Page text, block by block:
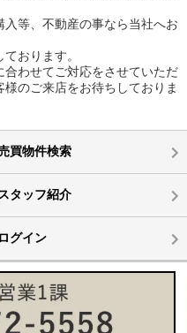
等、不動産の事なら当社へお
おります。
わせてご対応をさせていただ
のご来店をお待ちしておりま
買物件検索
スタッフ紹介
ログイン